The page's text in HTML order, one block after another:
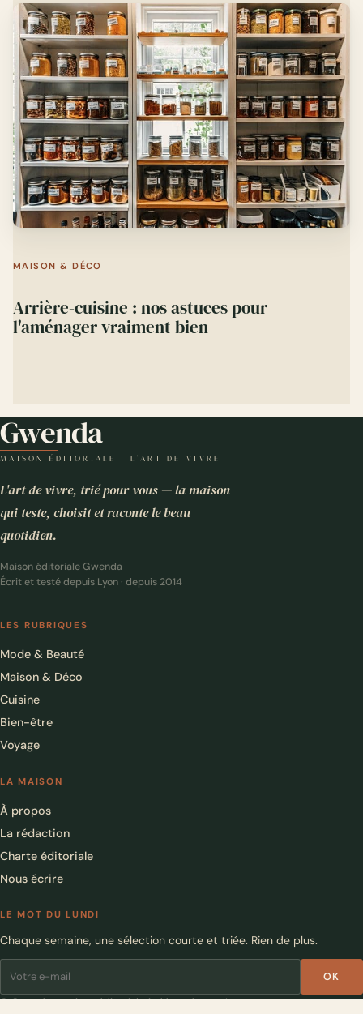
MAISON & DÉCO
Arrière-cuisine : nos astuces pour
l'aménager vraiment bien
Gwenda
MAISON ÉDITORIALE · L'ART DE VIVRE
L'art de vivre, trié pour vous — la maison
qui teste, choisit et raconte le beau
quotidien.
Maison éditoriale Gwenda
Écrit et testé depuis Lyon · depuis 2014
LES RUBRIQUES
Mode & Beauté
Maison & Déco
Cuisine
Bien-être
Voyage
LA MAISON
À propos
La rédaction
Charte éditoriale
Nous écrire
LE MOT DU LUNDI
Chaque semaine, une sélection courte et triée. Rien de plus.
OK
© Gwenda · maison éditoriale indépendante · Lyon